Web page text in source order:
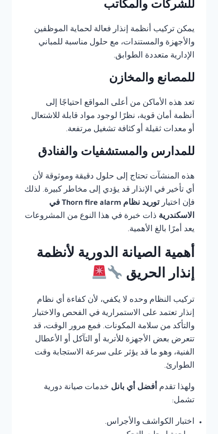
للشركات والمكاتب
يمكن تركيب أنظمة إنذار فعالة لحماية الموظفين
والأجهزة والمستندات، مع حلول مناسبة للمباني
الإدارية متعددة الطوابق.
للمصانع والمخازن
تعد هذه الأماكن من أعلى المواقع احتياجًا إلى
أنظمة أمان قوية، نظرًا لوجود مواد قابلة للاشتعال
أو معدات ثقيلة أو كثافة تشغيل مرتفعة.
للمدارس والمستشفيات والفنادق
هذه المنشآت تحتاج إلى حلول دقيقة وموثوقة لأن
أي تأخير في الإنذار قد يؤدي إلى مخاطر كبيرة. لذلك
فإن اختيار
توريد نظام Thorn fire alarm في
الاسكندرية ذات خبرة في هذا النوع من المشروعات
يعد أمرًا بالغ الأهمية.
أهمية الصيانة الدورية لأنظمة
إنذار الحريق
تركيب النظام وحده لا يكفي، لأن كفاءة أي نظام
إنذار تعتمد على الاستمرارية في الفحص والاختبار
والتأكد من سلامة المكونات. فمع مرور الوقت، قد
تتعرض بعض الأجهزة للأتربة أو التآكل أو الأعطال
الفنية، وهو ما قد يؤثر على سرعة الاستجابة وقت
الطوارئ.
ولهذا تقدم أفضل أي بانل خدمات صيانة دورية
تشمل:
اختبار الكواشف والأجراس.